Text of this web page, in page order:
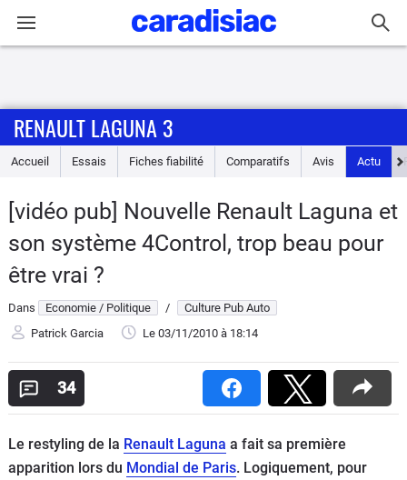
Accueil
Essais
Guide
d'achat
Electriques
Utilitaires
Auto
RENAULT LAGUNA 3
Accueil Essais Fiches fiabilité Comparatifs Avis Actu
[vidéo pub] Nouvelle Renault Laguna et
son système 4Control, trop beau pour
être vrai ?
Dans Economie / Politique /
Culture Pub Auto
Patrick Garcia
Le 03/11/2010 à 18:14
34
Le restyling de la Renault Laguna a fait sa première
apparition lors du Mondial de Paris. Logiquement, pour